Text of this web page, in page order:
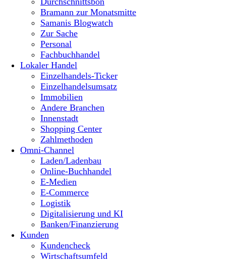
Bramann zur Monatsmitte
Samanis Blogwatch
Zur Sache
Personal
Fachbuchhandel
Lokaler Handel
Einzelhandels-Ticker
Einzelhandelsumsatz
Immobilien
Andere Branchen
Innenstadt
Shopping Center
Zahlmethoden
Omni-Channel
Laden/Ladenbau
Online-Buchhandel
E-Medien
E-Commerce
Logistik
Digitalisierung und KI
Banken/Finanzierung
Kunden
Kundencheck
Wirtschaftsumfeld